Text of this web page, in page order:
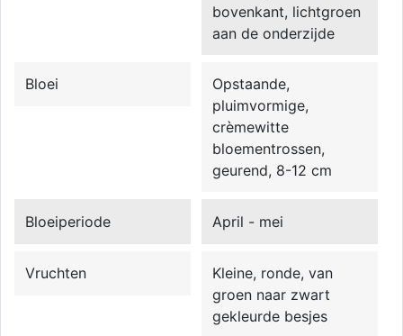
bovenkant, lichtgroen
aan de onderzijde
Bloei
Opstaande,
pluimvormige,
crèmewitte
bloementrossen,
geurend, 8-12 cm
Bloeiperiode April - mei
Vruchten
Kleine, ronde, van
groen naar zwart
gekleurde besjes